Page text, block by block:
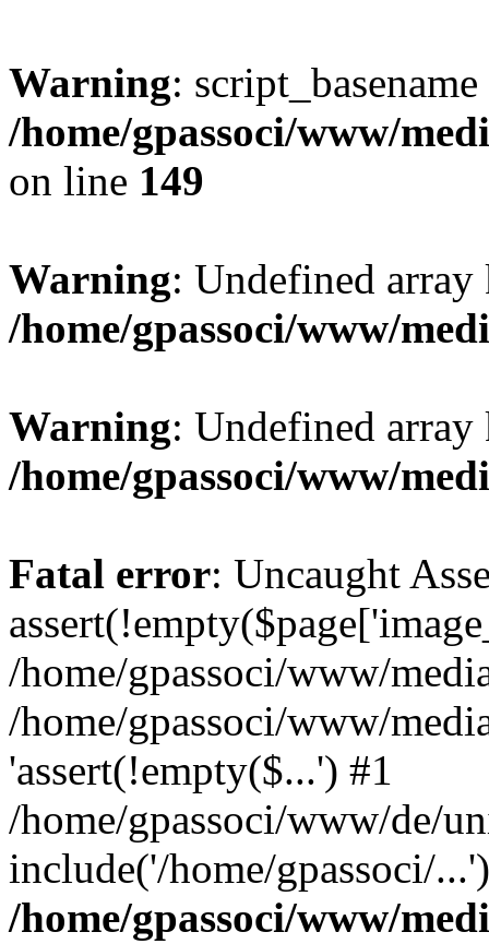
Warning:
/home/gpassoci/www/
on line 149
Warning: Undefined
/home/gpassoci/www/
Warning: Undefined
/home/gpassoci/www/
Fatal error: Uncaught
/home/gpassoci/www/
/home/gpassoci/www/
'assert(!empty($...') #1
/home/gpassoci/www/de/
include('/home/gpassoci/
/home/gpassoci/www/